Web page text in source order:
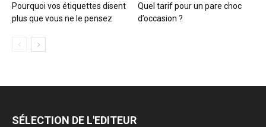
Pourquoi vos étiquettes disent
plus que vous ne le pensez
Quel tarif pour un pare choc
d’occasion ?
SÉLECTION DE L'EDITEUR